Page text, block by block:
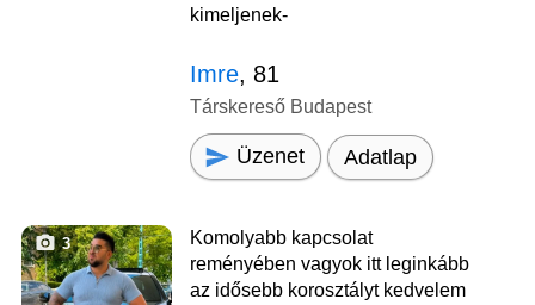
kimeljenek-
Imre, 81
Társkereső Budapest
Üzenet Adatlap
3
Komolyabb kapcsolat
reményében vagyok itt leginkább
az idősebb korosztályt kedvelem